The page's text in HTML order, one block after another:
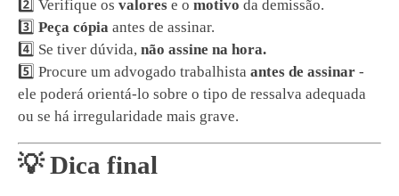
2️⃣ Verifique os valores e o motivo da demissão.
3️⃣ Peça cópia antes de assinar.
4️⃣ Se tiver dúvida, não assine na hora.
5️⃣ Procure um advogado trabalhista antes de assinar -
ele poderá orientá-lo sobre o tipo de ressalva adequada
ou se há irregularidade mais grave.
💡 Dica final